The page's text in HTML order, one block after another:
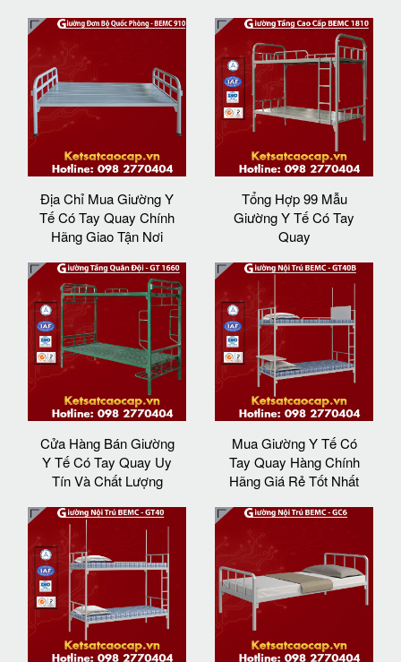
Địa Chỉ Mua Giường Y
Tế Có Tay Quay Chính
Hãng Giao Tận Nơi
Tổng Hợp 99 Mẫu
Giường Y Tế Có Tay
Quay
Cửa Hàng Bán Giường
Y Tế Có Tay Quay Uy
Tín Và Chất Lượng
Mua Giường Y Tế Có
Tay Quay Hàng Chính
Hãng Giá Rẻ Tốt Nhất